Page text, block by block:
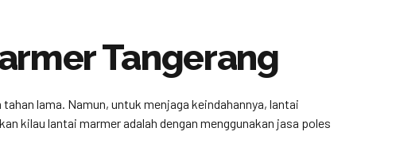
Tangerang
lama. Namun, untuk menjaga keindahannya, lantai
kilau lantai marmer adalah dengan menggunakan jasa poles